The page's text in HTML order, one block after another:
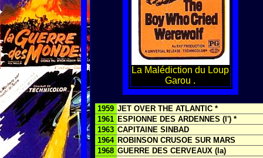
La Malédiction du Loup
Garou .
1959 JET OVER THE ATLANTIC *
1961 ESPIONNE DES ARDENNES (l') *
1963 CAPITAINE SINBAD
1964 ROBINSON CRUSOE SUR MARS
1968 GUERRE DES CERVEAUX (la)